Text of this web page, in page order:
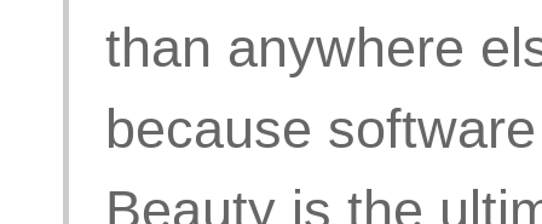
than anywhere
because
Beauty is the